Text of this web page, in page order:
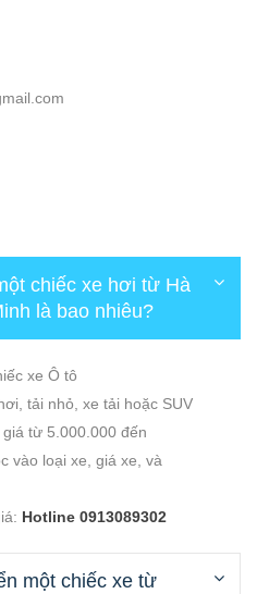
chiếc xe hơi từ Hà
là bao nhiêu?
xe Ô tô
tải nhỏ, xe tải hoặc SUV
từ 5.000.000 đến
vào loại xe, giá xe, và
Hotline 0913089302
một chiếc xe từ